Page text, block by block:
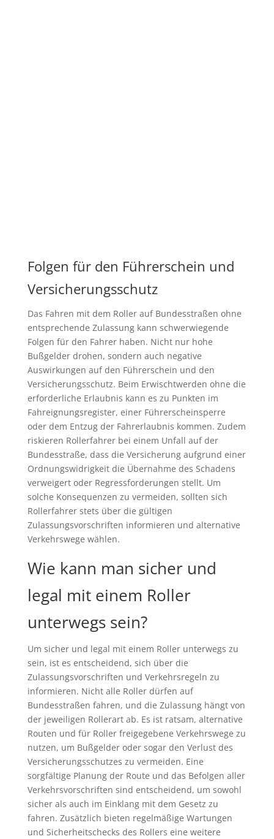
Folgen für den Führerschein und
Versicherungsschutz
Das Fahren mit dem Roller auf Bundesstraßen ohne
entsprechende Zulassung kann schwerwiegende
Folgen für den Fahrer haben. Nicht nur hohe
Bußgelder drohen, sondern auch negative
Auswirkungen auf den Führerschein und den
Versicherungsschutz. Beim Erwischtwerden ohne die
erforderliche Erlaubnis kann es zu Punkten im
Fahreignungsregister, einer Führerscheinsperre
oder dem Entzug der Fahrerlaubnis kommen. Zudem
riskieren Rollerfahrer bei einem Unfall auf der
Bundesstraße, dass die Versicherung aufgrund einer
Ordnungswidrigkeit die Übernahme des Schadens
verweigert oder Regressforderungen stellt. Um
solche Konsequenzen zu vermeiden, sollten sich
Rollerfahrer stets über die gültigen
Zulassungsvorschriften informieren und alternative
Verkehrswege wählen.
Wie kann man sicher und
legal mit einem Roller
unterwegs sein?
Um sicher und legal mit einem Roller unterwegs zu
sein, ist es entscheidend, sich über die
Zulassungsvorschriften und Verkehrsregeln zu
informieren. Nicht alle Roller dürfen auf
Bundesstraßen fahren, und die Zulassung hängt von
der jeweiligen Rollerart ab. Es ist ratsam, alternative
Routen und für Roller freigegebene Verkehrswege zu
nutzen, um Bußgelder oder sogar den Verlust des
Versicherungsschutzes zu vermeiden. Eine
sorgfältige Planung der Route und das Befolgen aller
Verkehrsvorschriften sind entscheidend, um sowohl
sicher als auch im Einklang mit dem Gesetz zu
fahren. Zusätzlich bieten regelmäßige Wartungen
und Sicherheitschecks des Rollers eine weitere